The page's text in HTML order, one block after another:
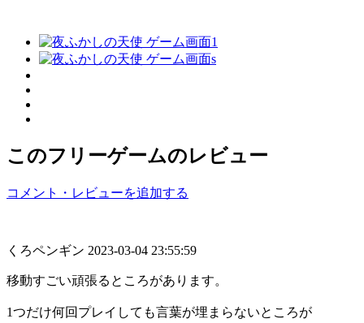
このフリーゲームのレビュー
コメント・レビューを追加する
くろペンギン 2023-03-04 23:55:59
移動すごい頑張るところがあります。
1つだけ何回プレイしても言葉が埋まらないところが